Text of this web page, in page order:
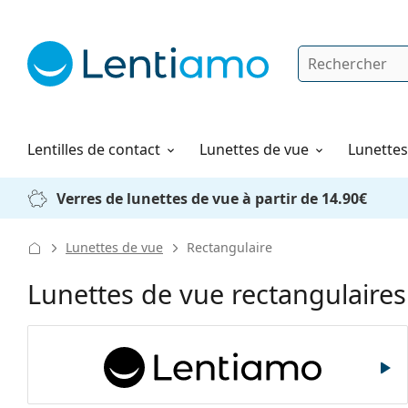
Rechercher
Lentilles de contact
Solutions Lunettes de vue
Comment commander
Verres de lunettes de vue à partir de 14.90€
Lunettes de vue Rectangulaire
Lunettes de vue rectangulaires
Lentiamo